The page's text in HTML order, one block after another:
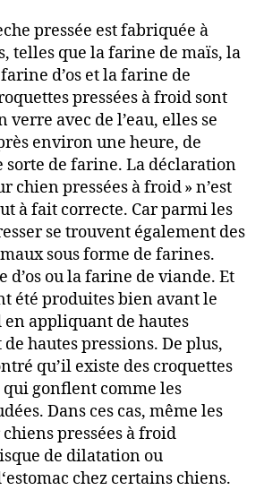
pressée est fabriquée à
telles que la farine de maïs, la
d’os et la farine de
pressées à froid sont
verre avec de l’eau, elles se
environ une heure, de
sorte de farine. La déclaration
chien pressées à froid » n’est
à fait correcte. Car parmi les
se trouvent également des
sous forme de farines.
d’os ou la farine de viande. Et
été produites bien avant le
en appliquant de hautes
hautes pressions. De plus,
qu’il existe des croquettes
qui gonflent comme les
Dans ces cas, même les
pressées à froid
de dilatation ou
chez certains chiens.